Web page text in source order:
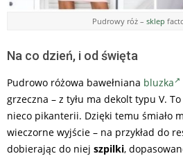
Pudrowy róż – sklep
Na co dzień, i od święta
Pudrowo różowa bawełniana bluzka
grzeczna – z tyłu ma dekolt typu V.
nieco pikanterii. Dzięki temu śmiało
wieczorne wyjście – na przykład do
dobierając do niej szpilki,